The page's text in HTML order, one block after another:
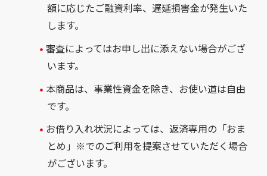
額に応じたご融資利率、遅延損害金が発生いた
します。
審査によってはお申し出に添えない場合がござ
います。
本商品は、事業性資金を除き、お使い道は自由
です。
お借り入れ状況によっては、返済専用の「おま
とめ」※でのご利用を提案させていただく場合
がございます。